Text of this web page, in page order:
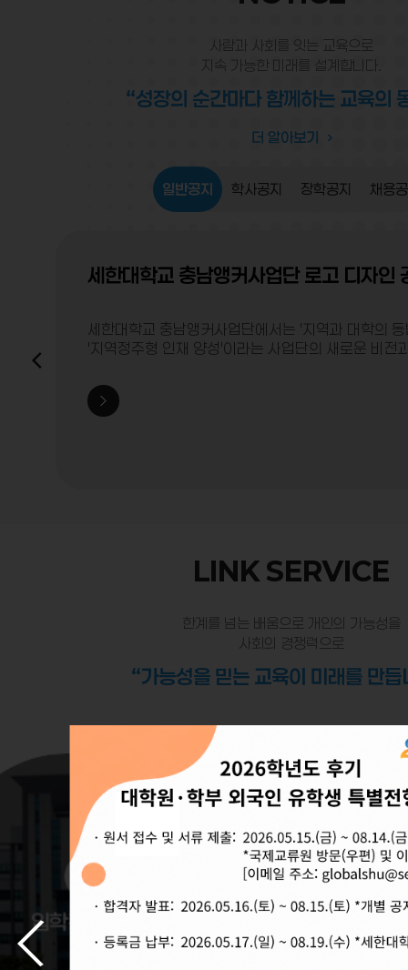
사람과 사회를 잇는 교육으로
지속 가능한 미래를 설계합니다.
“성장의 순간마다 함께하는 교육의
일반공지
세한대학교 충남앵커사업단 로고 디자인
세한대학교 충남앵커사업단에서는 '지역과 대학의
'지역정주형 인재 양성'이라는 사업단의 새로운 비전
더 알아보기
학사공지 장학공지 채용
LINK SERVICE
한계를 넘는 배움으로 개인의 가능성을
사회의 경쟁력으로
“가능성을 믿는 교육이 미래를 만듭
취ㆍ창업